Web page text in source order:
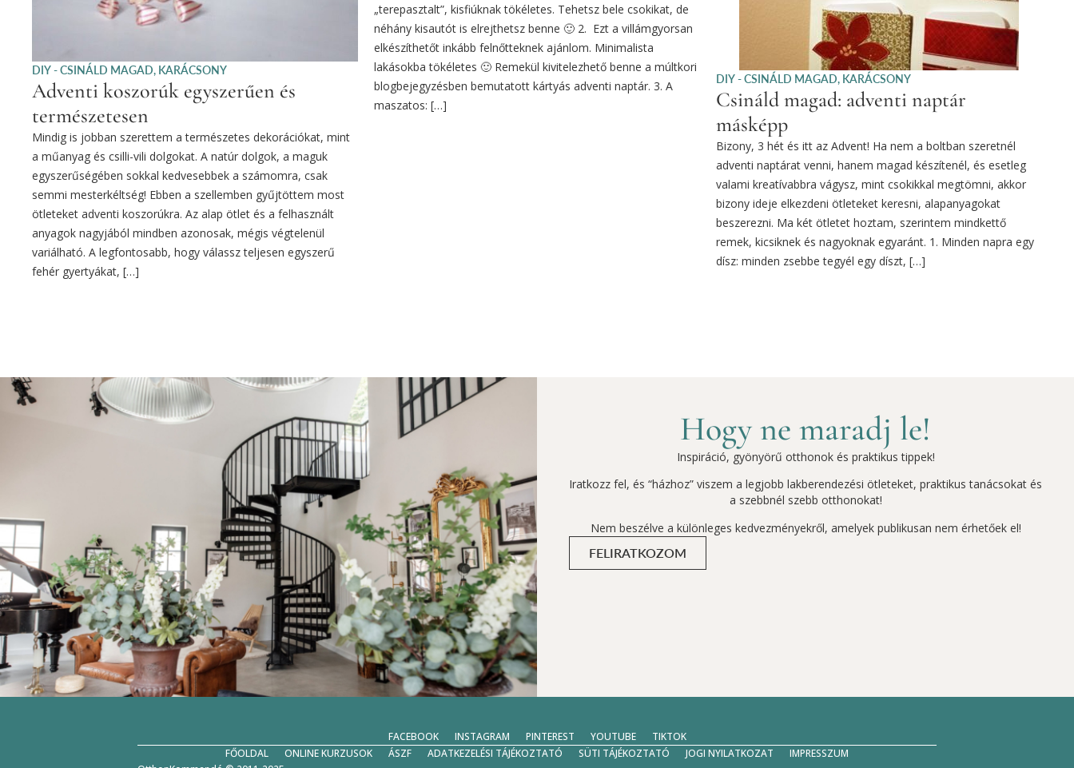
DIY - CSINÁLD MAGAD, KARÁCSONY
Adventi koszorúk egyszerűen és
természetesen
Mindig is jobban szerettem a természetes dekorációkat, mint
a műanyag és csilli-vili dolgokat. A natúr dolgok, a maguk
egyszerűségében sokkal kedvesebbek a számomra, csak
semmi mesterkéltség! Ebben a szellemben gyűjtöttem most
ötleteket adventi koszorúkra. Az alap ötlet és a felhasznált
anyagok nagyjából mindben azonosak, mégis végtelenül
variálható. A legfontosabb, hogy válassz teljesen egyszerű
fehér gyertyákat, […]
„terepasztalt”, kisfiúknak tökéletes. Tehetsz bele csokikat, de
néhány kisautót is elrejthetsz benne 🙂 2. Ezt a villámgyorsan
elkészíthetőt inkább felnőtteknek ajánlom. Minimalista
lakásokba tökéletes 🙂 Remekül kivitelezhető benne a múltkori
blogbejegyzésben bemutatott kártyás adventi naptár. 3. A
maszatos: […]
DIY - CSINÁLD MAGAD, KARÁCSONY
Csináld magad: adventi naptár
másképp
Bizony, 3 hét és itt az Advent! Ha nem a boltban szeretnél
adventi naptárat venni, hanem magad készítenél, és esetleg
valami kreatívabbra vágysz, mint csokikkal megtömni, akkor
bizony ideje elkezdeni ötleteket keresni, alapanyagokat
beszerezni. Ma két ötletet hoztam, szerintem mindkettő
remek, kicsiknek és nagyoknak egyaránt. 1. Minden napra egy
dísz: minden zsebbe tegyél egy díszt, […]
Hogy ne maradj le!
Inspiráció, gyönyörű otthonok és praktikus tippek!
Iratkozz fel, és “házhoz” viszem a legjobb lakberendezési ötleteket, praktikus tanácsokat és
a szebbnél szebb otthonokat!
Nem beszélve a különleges kedvezményekről, amelyek publikusan nem érhetőek el!
FELIRATKOZOM
FACEBOOK INSTAGRAM PINTEREST YOUTUBE
TIKTOK
FŐOLDAL
ONLINE KURZUSOK ÁSZF ADATKEZELÉSI TÁJÉKOZTATÓ SÜTI TÁJÉKOZTATÓ JOGI NYILATKOZAT
IMPRESSZUM